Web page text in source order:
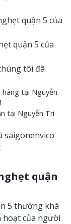
quận 5 của
quận 5 của
tôi đã
tại Nguyễn
tại Nguyễn Tri
saigonenvico
quận
5 thường khá
hoạt của người